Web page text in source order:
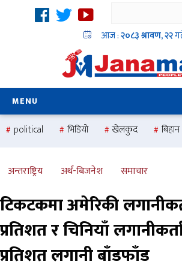
आज :२०८३ श्रावण, २२
MENU
political भिडियो खेलकुद
बिहान
national
health
अन्तराष्ट्रिय अर्थ-बिजनेश समाचार
टिकटकमा अमेरिकी
प्रतिशत र चिनियाँ
प्रतिशत लगानी बाँडफाँड